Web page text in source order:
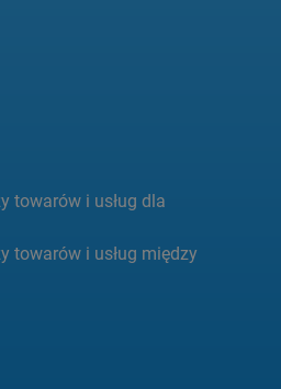
towarów i usług dla
towarów i usług między